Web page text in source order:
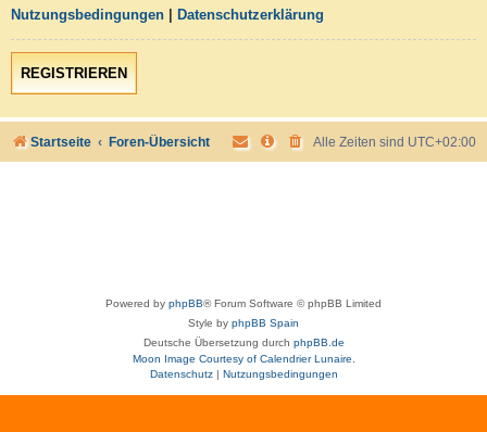
Nutzungsbedingungen Datenschutzerklärung
REGISTRIEREN
Startseite Foren-Übersicht Alle Zeiten sind UTC+02:00
Powered by phpBB® Forum Software © phpBB Limited
Style by phpBB Spain
Deutsche Übersetzung durch phpBB.de
Moon Image Courtesy of Calendrier Lunaire.
Datenschutz| Nutzungsbedingungen